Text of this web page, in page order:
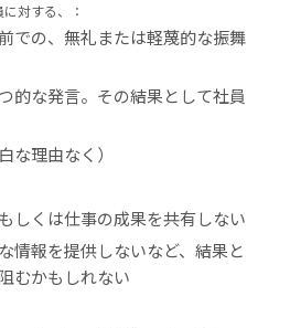
対する、：
での、無礼または軽蔑的な振舞
的な発言。その結果として社員
な理由なく）
しくは仕事の成果を共有しない
情報を提供しないなど、結果と
むかもしれない